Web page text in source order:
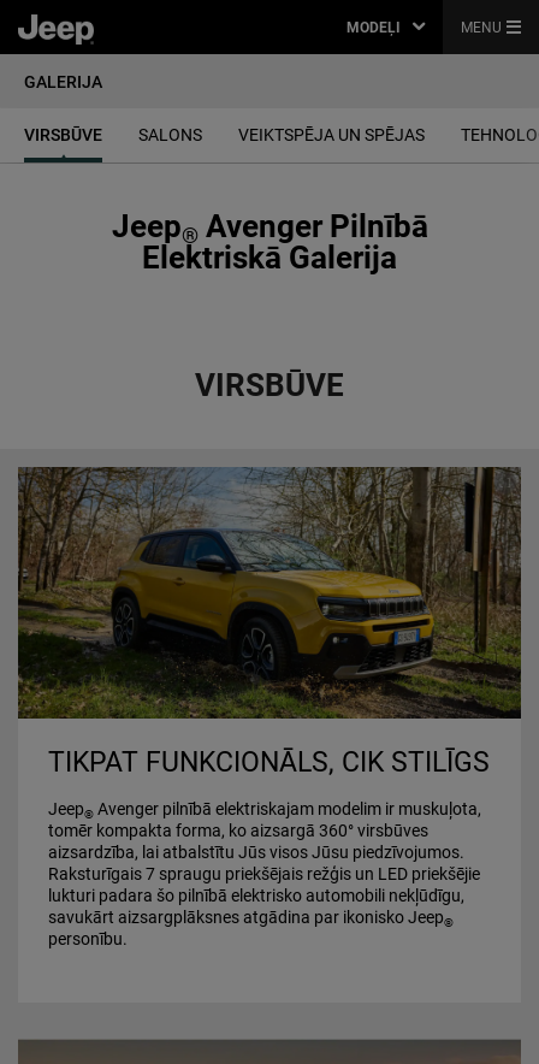
MODEĻI MENU
GALERIJA
VIRSBŪVE SALONS VEIKTSPĒJA UN SPĒJAS
Jeep®Avenger Pilnībā
Elektriskā Galerija
VIRSBŪVE
TIKPAT FUNKCIONĀLS, CIK STILĪGS
Jeep® Avenger pilnībā elektriskajam modelim ir muskuļota,
tomēr kompakta forma, ko aizsargā 360° virsbūves
aizsardzība, lai atbalstītu Jūs visos Jūsu piedzīvojumos.
Raksturīgais 7 spraugu priekšējais režģis un LED priekšējie
lukturi padara šo pilnībā elektrisko automobili nekļūdīgu,
savukārt aizsargplāksnes atgādina par ikonisko Jeep®
personību.